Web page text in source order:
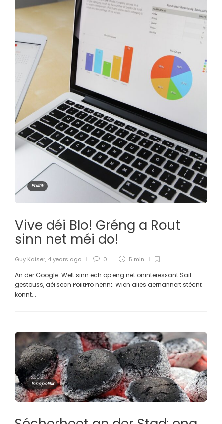
Politik
Vive déi Blo! Gréng a Rout
sinn net méi do!
Guy Kaiser, 4 years ago 0 5 min
An der Google-Welt sinn ech op eng net oninteressant Säit
gestouss, déi sech PolitPro nennt. Wien alles derhannert stécht
konnt...
Innepolitik